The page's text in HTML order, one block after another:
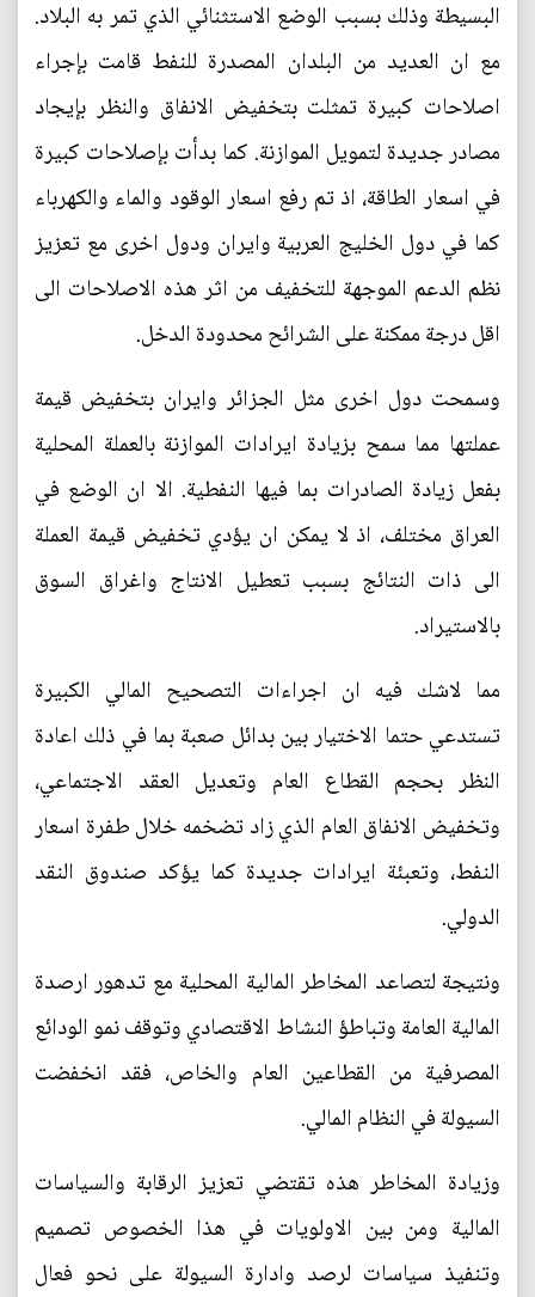
البسيطة وذلك بسبب الوضع الاستثنائي الذي تمر به البلاد.
مع ان العديد من البلدان المصدرة للنفط قامت بإجراء
اصلاحات كبيرة تمثلت بتخفيض الانفاق والنظر بإيجاد
مصادر جديدة لتمويل الموازنة. كما بدأت بإصلاحات كبيرة
في اسعار الطاقة، اذ تم رفع اسعار الوقود والماء والكهرباء
كما في دول الخليج العربية وايران ودول اخرى مع تعزيز
نظم الدعم الموجهة للتخفيف من اثر هذه الاصلاحات الى
اقل درجة ممكنة على الشرائح محدودة الدخل.
وسمحت دول اخرى مثل الجزائر وايران بتخفيض قيمة
عملتها مما سمح بزيادة ايرادات الموازنة بالعملة المحلية
بفعل زيادة الصادرات بما فيها النفطية. الا ان الوضع في
العراق مختلف، اذ لا يمكن ان يؤدي تخفيض قيمة العملة
الى ذات النتائج بسبب تعطيل الانتاج واغراق السوق
بالاستيراد.
مما لاشك فيه ان اجراءات التصحيح المالي الكبيرة
تستدعي حتما الاختيار بين بدائل صعبة بما في ذلك اعادة
النظر بحجم القطاع العام وتعديل العقد الاجتماعي،
وتخفيض الانفاق العام الذي زاد تضخمه خلال طفرة اسعار
النفط، وتعبئة ايرادات جديدة كما يؤكد صندوق النقد
الدولي.
ونتيجة لتصاعد المخاطر المالية المحلية مع تدهور ارصدة
المالية العامة وتباطؤ النشاط الاقتصادي وتوقف نمو الودائع
المصرفية من القطاعين العام والخاص، فقد انخفضت
السيولة في النظام المالي.
وزيادة المخاطر هذه تقتضي تعزيز الرقابة والسياسات
المالية ومن بين الاولويات في هذا الخصوص تصميم
وتنفيذ سياسات لرصد وادارة السيولة على نحو فعال